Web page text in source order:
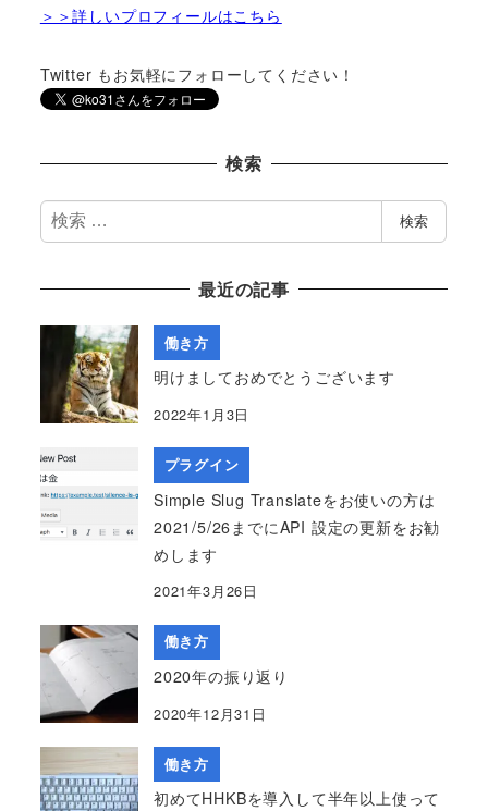
＞＞詳しいプロフィールはこちら
Twitter もお気軽にフォローしてください！
検索
検
索
検索
最近の記事
働き方
明けましておめでとうございます
2022年1月3日
プラグイン
Simple Slug Translateをお使いの方は
2021/5/26までにAPI 設定の更新をお勧
めします
2021年3月26日
働き方
2020年の振り返り
2020年12月31日
働き方
初めてHHKBを導入して半年以上使って